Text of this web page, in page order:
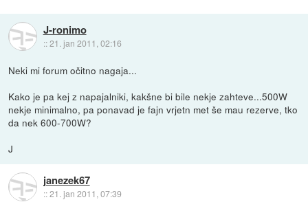
J-ronimo
::21. jan 2011, 02:16
Neki mi forum očitno nagaja...
Kako je pa kej z napajalniki, kakšne bi bile nekje zahteve...500W
nekje minimalno, pa ponavad je fajn vrjetn met še mau rezerve, tko
da nek 600-700W?
J
janezek67
::21. jan 2011, 07:39